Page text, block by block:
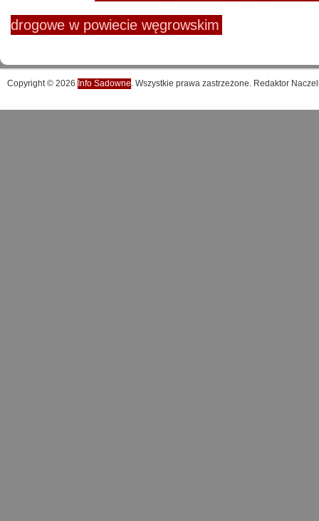
drogowe w powiecie węgrowskim
Copyright © 2026 Info Sadowne. Wszystkie prawa zastrzeżone. Redaktor